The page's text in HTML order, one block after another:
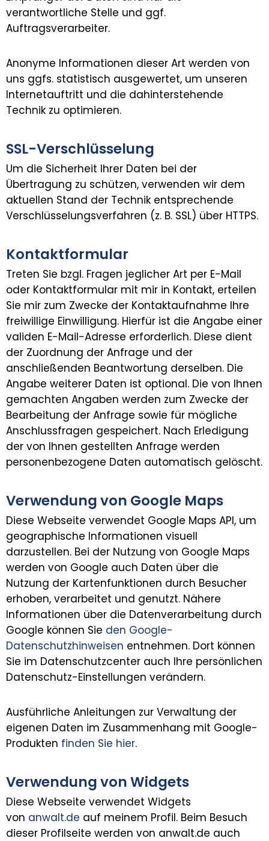
verantwortliche Stelle und ggf.
Auftragsverarbeiter.
Anonyme Informationen dieser Art werden von
uns ggfs. statistisch ausgewertet, um unseren
Internetauftritt und die dahinterstehende
Technik zu optimieren.
SSL-Verschlüsselung
Um die Sicherheit Ihrer Daten bei der
Übertragung zu schützen, verwenden wir dem
aktuellen Stand der Technik entsprechende
Verschlüsselungsverfahren (z. B. SSL) über HTTPS.
Kontaktformular
Treten Sie bzgl. Fragen jeglicher Art per E-Mail
oder Kontaktformular mit mir in Kontakt, erteilen
Sie mir zum Zwecke der Kontaktaufnahme Ihre
freiwillige Einwilligung. Hierfür ist die Angabe einer
validen E-Mail-Adresse erforderlich. Diese dient
der Zuordnung der Anfrage und der
anschließenden Beantwortung derselben. Die
Angabe weiterer Daten ist optional. Die von Ihnen
gemachten Angaben werden zum Zwecke der
Bearbeitung der Anfrage sowie für mögliche
Anschlussfragen gespeichert. Nach Erledigung
der von Ihnen gestellten Anfrage werden
personenbezogene Daten automatisch gelöscht.
Verwendung von Google Maps
Diese Webseite verwendet Google Maps API, um
geographische Informationen visuell
darzustellen. Bei der Nutzung von Google Maps
werden von Google auch Daten über die
Nutzung der Kartenfunktionen durch Besucher
erhoben, verarbeitet und genutzt. Nähere
Informationen über die Datenverarbeitung durch
Google können Sie den Google-
Datenschutzhinweisen entnehmen. Dort können
Sie im Datenschutzcenter auch Ihre persönlichen
Datenschutz-Einstellungen verändern.
Ausführliche Anleitungen zur Verwaltung der
eigenen Daten im Zusammenhang mit Google-
Produkten finden Sie hier.
Verwendung von Widgets
Diese Webseite verwendet Widgets
von anwalt.de auf meinem Profil. Beim Besuch
dieser Profilseite werden von anwalt.de auch